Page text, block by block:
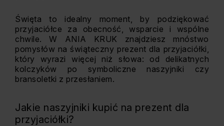
Święta to idealny moment, by podziękować
przyjaciółce za obecność, wsparcie i wspólne
chwile. W ANIA KRUK znajdziesz mnóstwo
pomysłów na świąteczny prezent dla przyjaciółki,
który wyrazi więcej niż słowa: od delikatnych
kolczyków po symboliczne naszyjniki czy
bransoletki z przesłaniem.
Jakie naszyjniki kupić na prezent dla
przyjaciółki?